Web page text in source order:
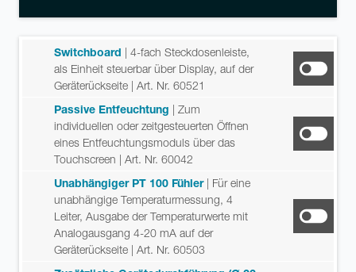
Switchboard | 4-fach Steckdosenleiste,
als Einheit steuerbar über Display, auf der
Geräterückseite | Art. Nr. 60521
Passive Entfeuchtung | Zum
individuellen oder zeitgesteuerten Öffnen
eines Entfeuchtungsmoduls über das
Touchscreen | Art. Nr. 60042
Unabhängiger PT 100 Fühler | Für eine
unabhängige Temperaturmessung, 4
Leiter, Ausgabe der Temperaturwerte mit
Analogausgang 4-20 mA auf der
Geräterückseite | Art. Nr. 60503